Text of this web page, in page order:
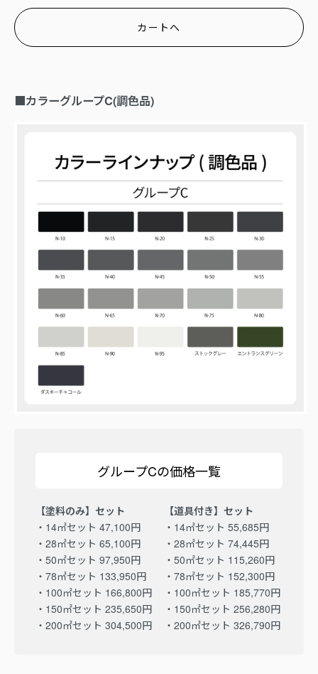
カートへ
■カラーグループC(調色品)
グループCの価格一覧
【塗料のみ】セット
・14㎡セット 47,100円
・28㎡セット 65,100円
・50㎡セット 97,950円
・78㎡セット 133,950円
・100㎡セット 166,800円
・150㎡セット 235,650円
・200㎡セット 304,500円
【道具付き】セット
・14㎡セット 55,685円
・28㎡セット 74,445円
・50㎡セット 115,260円
・78㎡セット 152,300円
・100㎡セット 185,770円
・150㎡セット 256,280円
・200㎡セット 326,790円